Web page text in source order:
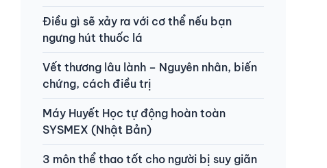
Điều gì sẽ xảy ra với cơ thể nếu bạn
ngưng hút thuốc lá
Vết thương lâu lành – Nguyên nhân, biến
chứng, cách điều trị
Máy Huyết Học tự động hoàn toàn
SYSMEX (Nhật Bản)
3 môn thể thao tốt cho người bị suy giãn